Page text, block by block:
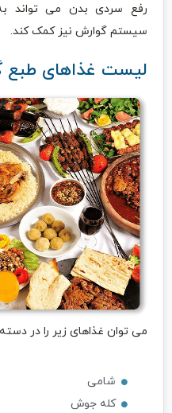
رفع سردی بدن می تواند
سیستم گوارش نیز کمک کند.
لیست غذاهای طبع
می توان غذاهای زیر را در
شامی
کله جوش